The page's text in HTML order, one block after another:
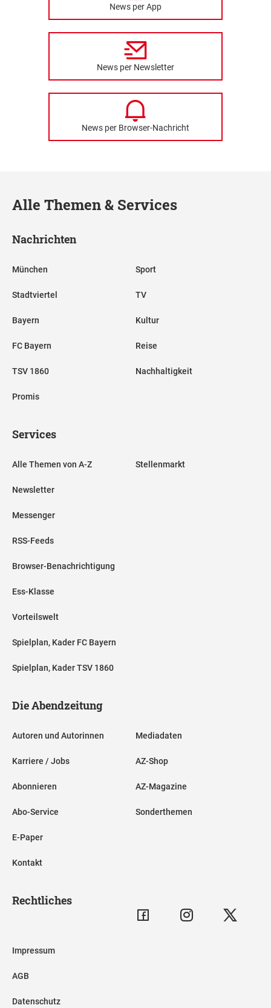
News per App
News per Newsletter
News per Browser-Nachricht
Alle Themen & Services
Nachrichten
München
Stadtviertel
Bayern
FC Bayern
TSV 1860
Promis
Sport
TV
Kultur
Reise
Nachhaltigkeit
Services
Alle Themen von A-Z
Newsletter
Messenger
RSS-Feeds
Browser-Benachrichtigung
Ess-Klasse
Vorteilswelt
Spielplan, Kader FC Bayern
Spielplan, Kader TSV 1860
Stellenmarkt
Die Abendzeitung
Autoren und Autorinnen
Karriere / Jobs
Abonnieren
Abo-Service
E-Paper
Kontakt
Mediadaten
AZ-Shop
AZ-Magazine
Sonderthemen
Rechtliches
Impressum
AGB
Datenschutz